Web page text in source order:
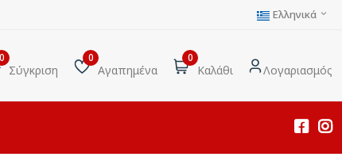
Ελληνικά
0
Σύγκριση
0
Αγαπημένα
0
Καλάθι Λογαριασμός